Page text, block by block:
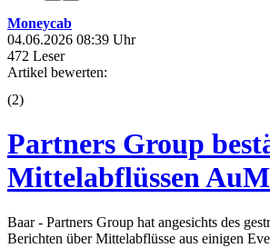
Moneycab
04.06.2026 08:39 Uhr
472 Leser
Artikel bewerten:
(2)
Partners Group
Mittelabflüssen
Baar - Partners Group hat angesichts des
Berichten über Mittelabflüsse aus einigen